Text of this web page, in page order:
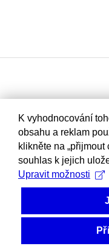
K vyhodnocování
obsahu a reklam
klikněte na
souhlas k jejich
Upravit možnosti